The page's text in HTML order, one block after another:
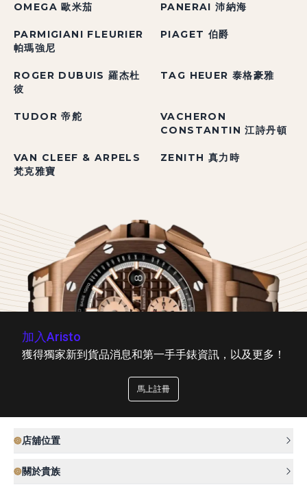
OMEGA 歐米茄 PANERAI 沛納海
PARMIGIANI FLEURIER
帕瑪強尼
PIAGET 伯爵
ROGER DUBUIS 羅杰杜
彼
TAG HEUER 泰格豪雅
TUDOR 帝舵
VACHERON
CONSTANTIN 江詩丹頓
VAN CLEEF & ARPELS
梵克雅寶
ZENITH 真力時
加入Aristo
獲得獨家新到貨品消息和第一手手錶資訊，以及更多！
馬上註冊
店舖位置
關於貴族